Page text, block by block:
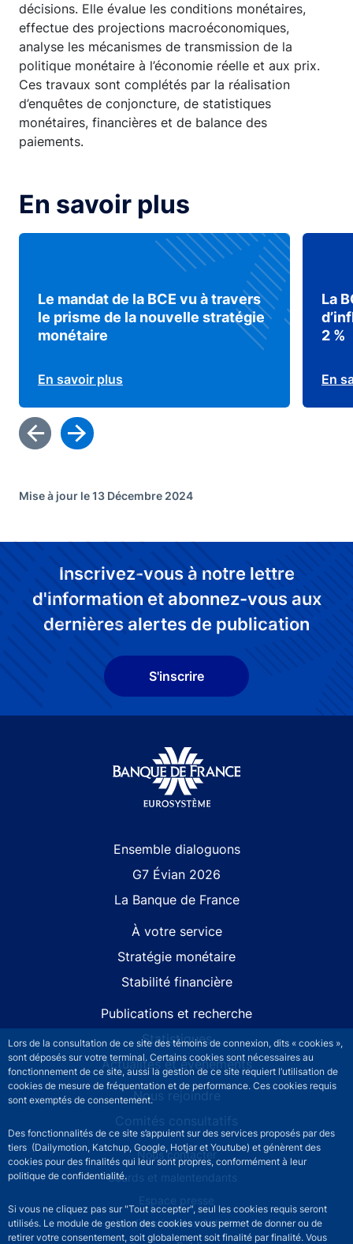
Lors de la consultation de ce site des témoins de connexion, dits « cookies »,
sont déposés sur votre terminal. Certains cookies sont nécessaires au
fonctionnement de ce site, aussi la gestion de ce site requiert l’utilisation de
cookies de mesure de fréquentation et de performance. Ces cookies requis
sont exemptés de consentement.
Des fonctionnalités de ce site s’appuient sur des services proposés par des
tiers (Dailymotion, Katchup, Google, Hotjar et Youtube) et génèrent des
cookies pour des finalités qui leur sont propres, conformément à leur
politique de confidentialité.
Si vous ne cliquez pas sur "Tout accepter", seul les cookies requis seront
utilisés. Le module de gestion des cookies vous permet de donner ou de
retirer votre consentement, soit globalement soit finalité par finalité. Vous
décisions. Elle évalue les conditions monétaires,
effectue des projections macroéconomiques,
analyse les mécanismes de transmission de la
politique monétaire à l’économie réelle et aux prix.
Ces travaux sont complétés par la réalisation
d’enquêtes de conjoncture, de statistiques
monétaires, financières et de balance des
paiements.
En savoir plus
Le mandat de la BCE vu à travers
le prisme de la nouvelle stratégie
monétaire
En savoir plus
La
2 %
En
Mise à jour le 13 Décembre 2024
Inscrivez-vous à notre lettre
d'information et abonnez-vous aux
dernières alertes de publication
S'inscrire
Ensemble dialoguons
G7 Évian 2026
La Banque de France
À votre service
Stratégie monétaire
Stabilité financière
Publications et recherche
Statistiques
Actualités et événements
Nous rejoindre
Comités consultatifs
Footer secondary menuNous contacter
Sourds et malentendants
Espace presse
La direction des Achats